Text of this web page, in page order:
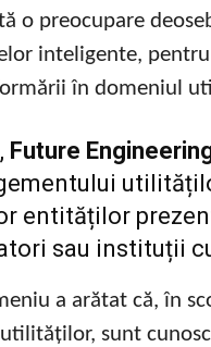
o preocupare
inteligente,
în domeniul
Future
entităților
sau instituții
a arătat că, în
sunt